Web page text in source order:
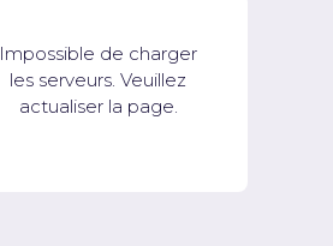
Impossible de charger
les serveurs. Veuillez
actualiser la page.